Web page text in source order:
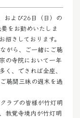
および26日（日）の
をお勤めいたしま
きしております。
がら、ご一緒にご聴
の寺院において一年
く、できれば全座、
聴聞三昧の週末を過
ラブの皆様が竹灯明
教覚寺境内が竹灯明